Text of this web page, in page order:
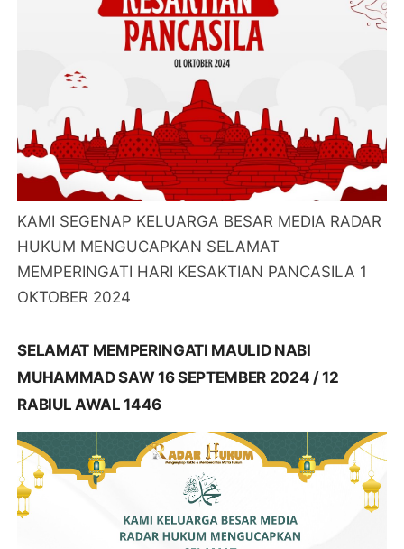
KAMI SEGENAP KELUARGA BESAR MEDIA RADAR
HUKUM MENGUCAPKAN SELAMAT
MEMPERINGATI HARI KESAKTIAN PANCASILA 1
OKTOBER 2024
SELAMAT MEMPERINGATI MAULID NABI
MUHAMMAD SAW 16 SEPTEMBER 2024 / 12
RABIUL AWAL 1446